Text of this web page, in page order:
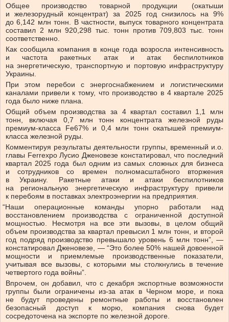
Общее производство товарной продукции
(окатыши
и железорудный концентрат) за 2025 год снизилось на 9%
до 6,142 млн тонн. В частности, выпуск товарного концентрата
составил 2 млн 920,298 тыс. тонн против 709,803 тыс. тонн
соответственно.
Как сообщила компания в конце года возросла интенсивность
и частота ракетных атак и атак беспилотников
на энергетическую, транспортную и портовую инфраструктуру
Украины.
При этом перебои с энергоснабжением и логистическими
каналами привели к тому, что производство в 4 квартале 2025
года было ниже плана.
Общий объем производства за 4 квартал составил 1,1 млн
тонн, включая 0,7 млн тонн концентрата железной руды
премиум-класса Fe67% и 0,4 млн тонн окатышей премиум-
класса железной руды.
Комментируя результаты деятельности группы, временный и.о.
главы Ferrexpo Лусио Дженовезе констатировал, что последний
квартал 2025 года был одним из самых сложных для бизнеса
и сотрудников со времен полномасштабного вторжения
в Украину. Ракетные атаки и атаки беспилотников
на региональную энергетическую инфраструктуру привели
к перебоям в поставках электроэнергии на предприятия.
“Наши операционные команды упорно работали над
восстановлением производства с ограниченной доступной
мощностью. Несмотря на все эти вызовы, в целом общий
объем производства за квартал превысил 1 млн тонн, и второй
год подряд производство превышало уровень 6 млн тонн”, —
констатировал Дженовезе, — “Это более 50% нашей довоенной
мощности и приемлемые производственные показатели,
учитывая все вызовы, с которыми мы столкнулись в течение
четвертого года войны”.
Впрочем, он добавил, что с декабря экспортные возможности
группы были ограничены из-за атак в Черном море, и пока
не будут проведены ремонтные работы и восстановлен
безопасный доступ к морю, компания снова будет
сосредоточена на экспорте по железной дороге.